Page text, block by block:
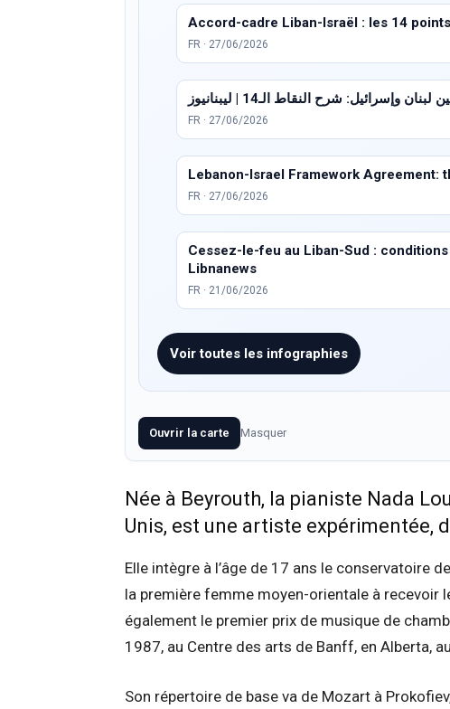
Accord-cadre Liban-Israël : les 14
FR · 27/06/2026
وإسرائيل: شرح النقاط الـ14 | ليبنانيوز
FR · 27/06/2026
Lebanon-Israel Framework Agreement:
FR · 27/06/2026
Cessez-le-feu au Liban-Sud :
Libnanews
FR · 21/06/2026
Voir toutes les infographies
Ouvrir la carte Masquer
Née à Beyrouth, la pianiste Nada
Unis, est une artiste expérimentée,
Elle intègre à l’âge de 17 ans le conservatoire
la première femme moyen-orientale à recevoir
également le premier prix de musique de
1987, au Centre des arts de Banff, en Alberta,
Son répertoire de base va de Mozart à